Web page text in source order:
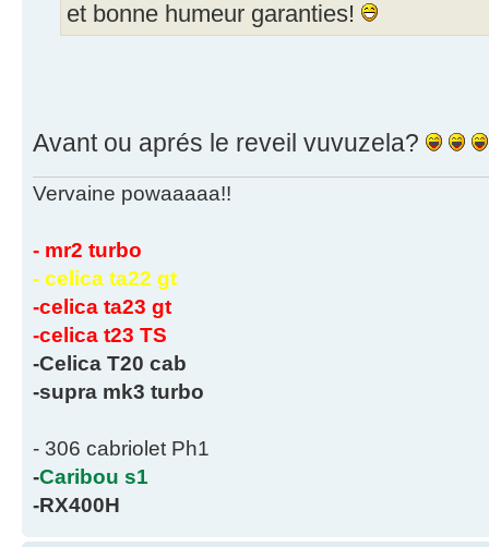
et bonne humeur garanties!
Avant ou aprés le reveil vuvuzela?
Vervaine powaaaaa!!
- mr2 turbo
- celica ta22 gt
-celica ta23 gt
-celica t23 TS
-Celica T20 cab
-supra mk3 turbo
- 306 cabriolet Ph1
-Caribou s1
-RX400H